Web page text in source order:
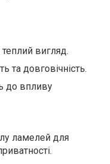
вигляд.
та довговічність.
до впливу
ламелей для